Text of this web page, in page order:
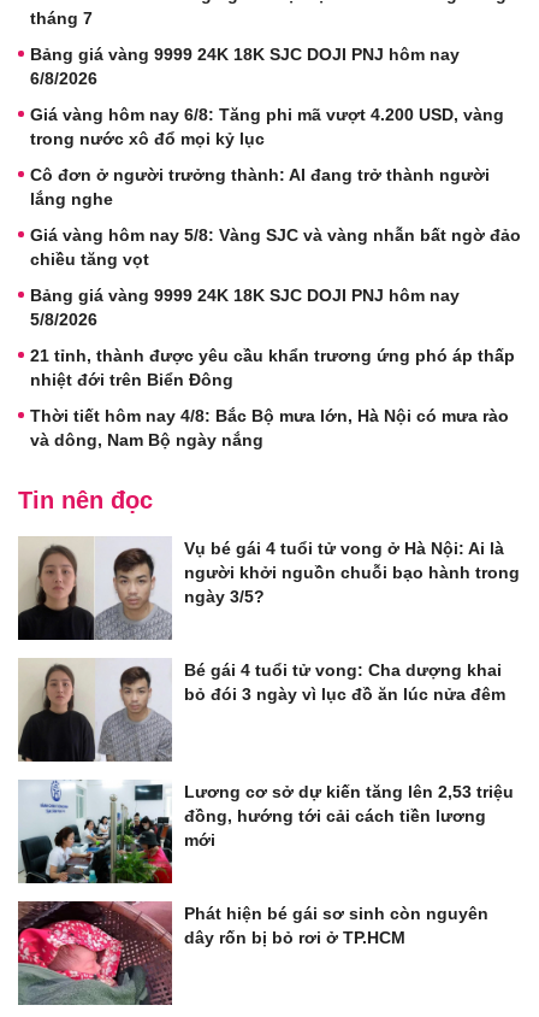
tháng 7
Bảng giá vàng 9999 24K 18K SJC DOJI PNJ hôm nay
6/8/2026
Giá vàng hôm nay 6/8: Tăng phi mã vượt 4.200 USD, vàng
trong nước xô đổ mọi kỷ lục
Cô đơn ở người trưởng thành: AI đang trở thành người
lắng nghe
Giá vàng hôm nay 5/8: Vàng SJC và vàng nhẫn bất ngờ đảo
chiều tăng vọt
Bảng giá vàng 9999 24K 18K SJC DOJI PNJ hôm nay
5/8/2026
21 tỉnh, thành được yêu cầu khẩn trương ứng phó áp thấp
nhiệt đới trên Biển Đông
Thời tiết hôm nay 4/8: Bắc Bộ mưa lớn, Hà Nội có mưa rào
và dông, Nam Bộ ngày nắng
Tin nên đọc
Vụ bé gái 4 tuổi tử vong ở Hà Nội: Ai là
người khởi nguồn chuỗi bạo hành trong
ngày 3/5?
Bé gái 4 tuổi tử vong: Cha dượng khai
bỏ đói 3 ngày vì lục đồ ăn lúc nửa đêm
Lương cơ sở dự kiến tăng lên 2,53 triệu
đồng, hướng tới cải cách tiền lương
mới
Phát hiện bé gái sơ sinh còn nguyên
dây rốn bị bỏ rơi ở TP.HCM